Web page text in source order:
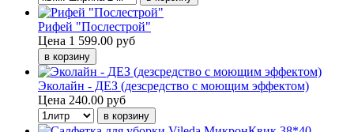
Рифей "Послестрой"
Цена 1 599.00 руб
Эколайн - ДЕЗ (дезсредство с моющим эффектом)
Цена 240.00 руб